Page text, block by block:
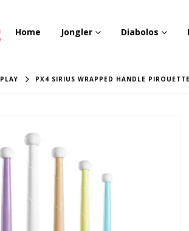
Home Jongler Diabolos
PLAY PX4 SIRIUS WRAPPED HANDLE